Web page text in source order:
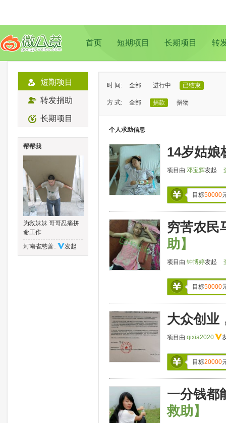
首页 短期项目 长期项目 转
短期项目
转发捐助
长期项目
帮帮我
为救妹妹 哥哥忍痛拼
命工作
河南省慈善..
发起
时 间: 全部 进行中 已结束
方 式: 全部 捐款 捐物
地 域: 全部 上海 广州 成
个人求助信息
14岁姑娘
项目由 邓宝辉发起
目标50000
穷苦农民
助】
项目由 钟博婷发起
目标50000
大众创业
项目由 qixia2020
目标20000
一分钱都
救助】